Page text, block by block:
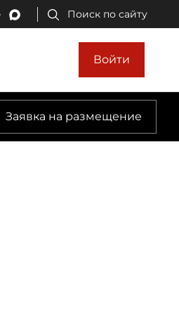
Поиск по сайту
Войти
Заявка на размещение